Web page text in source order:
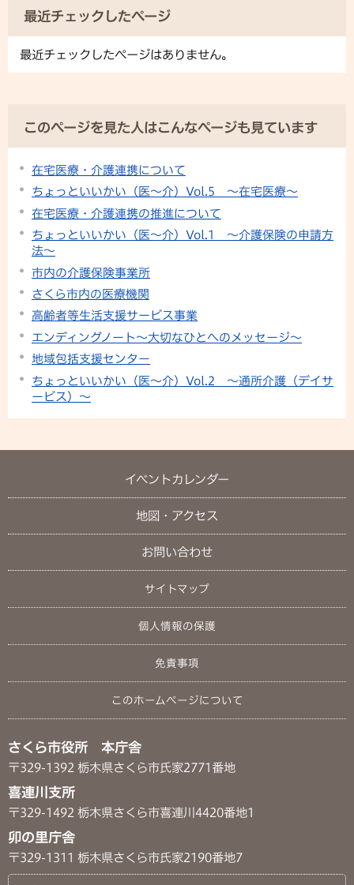
最近チェックしたページ
最近チェックしたページはありません。
このページを見た人はこんなページも見ています
在宅医療・介護連携について
ちょっといいかい（医～介）Vol.5 ～在宅医療～
在宅医療・介護連携の推進について
ちょっといいかい（医～介）Vol.1 ～介護保険の申請方
法～
市内の介護保険事業所
さくら市内の医療機関
高齢者等生活支援サービス事業
エンディングノート～大切なひとへのメッセージ～
地域包括支援センター
ちょっといいかい（医～介）Vol.2 ～通所介護（デイサ
ービス）～
イベントカレンダー
地図・アクセス
お問い合わせ
サイトマップ
個人情報の保護
免責事項
このホームページについて
さくら市役所 本庁舎
〒329-1392 栃木県さくら市氏家2771番地
喜連川支所
〒329-1492 栃木県さくら市喜連川4420番地1
卯の里庁舎
〒329-1311 栃木県さくら市氏家2190番地7